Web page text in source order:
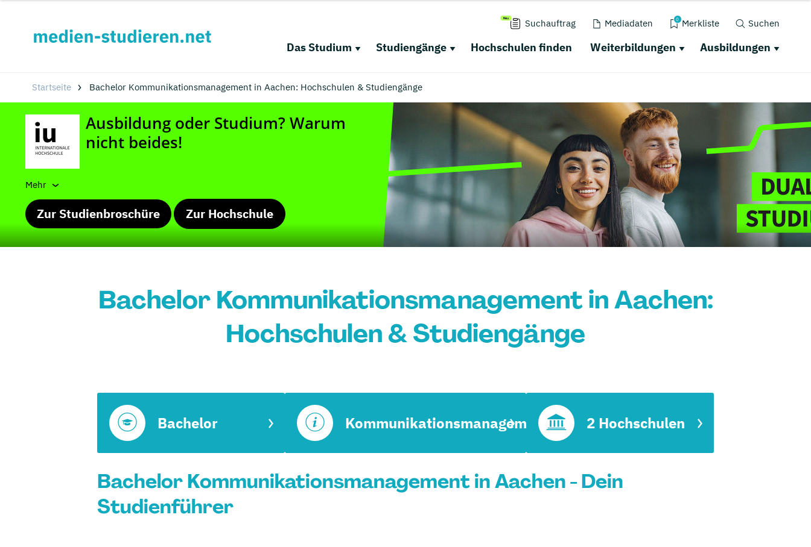
Suchauftrag Mediadaten 0 Merkliste Suchen
Das Studium Studiengänge Hochschulen finden Weiterbildungen Ausbildungen
Startseite Bachelor Kommunikationsmanagement in Aachen: Hochschulen & Studiengänge
Mehr
Zur Studienbroschüre Zur Hochschule
Bachelor Kommunikationsmanagement in Aachen:
Hochschulen & Studiengänge
Bachelor Kommunikationsmanagement 2 Hochschulen
Bachelor Kommunikationsmanagement in Aachen - Dein
Studienführer